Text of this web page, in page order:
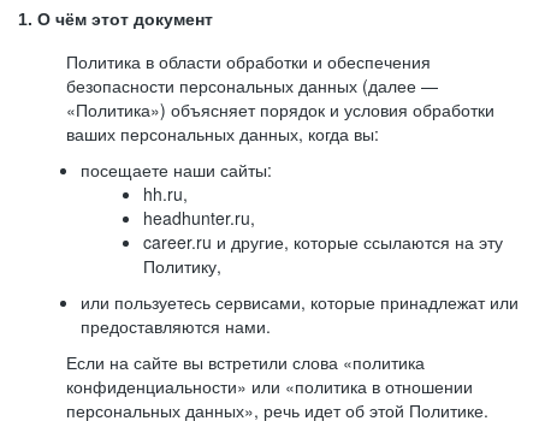
1. О чём этот документ
Политика в области обработки и обеспечения
безопасности персональных данных (далее —
«Политика») объясняет порядок и условия обработки
ваших персональных данных, когда вы:
посещаете наши сайты:
hh.ru,
headhunter.ru,
career.ru и другие, которые ссылаются на эту
Политику,
или пользуетесь сервисами, которые принадлежат или
предоставляются нами.
Если на сайте вы встретили слова «политика
конфиденциальности» или «политика в отношении
персональных данных», речь идет об этой Политике.